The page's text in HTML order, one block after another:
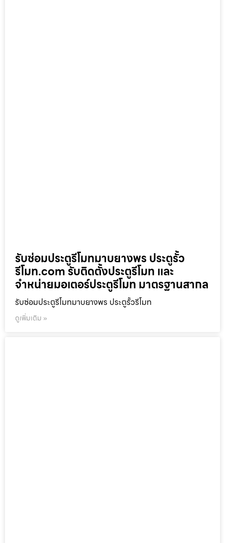
รับซ่อมประตูรีโมทมาบยางพร ประตูรั้ว
รีโมท.com รับติดตั้งประตูรีโมท และ
จำหน่ายมอเตอร์ประตูรีโมท มาตรฐานสากล
รับซ่อมประตูรีโมทมาบยางพร ประตูรั้วรีโมท
ดูเพิ่มเติม »